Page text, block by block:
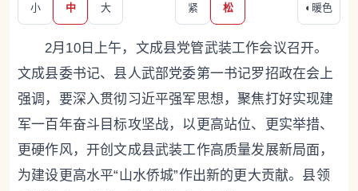
小 中 大 紧 松 ◐ 暖色
2月10日上午，文成县党管武装工作会议召开。
文成县委书记、县人武部党委第一书记罗招政在会上
强调，要深入贯彻习近平强军思想，聚焦打好实现建
军一百年奋斗目标攻坚战，以更高站位、更实举措、
更硬作风，开创文成县武装工作高质量发展新局面，
为建设更高水平“山水侨城”作出新的更大贡献。县领